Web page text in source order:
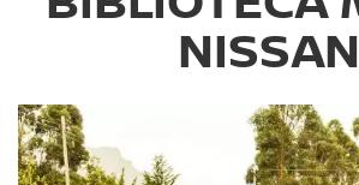
NISSAN